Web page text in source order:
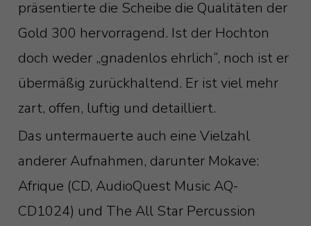
präsentierte die Scheibe die Qualitäten der
Gold 300 hervorragend. Ist der Hochton
doch weder „gnadenlos ehrlich“, noch ist er
übermäßig zurückhaltend. Er ist viel mehr
zart, offen, luftig und detailliert.
Das untermauerte auch eine Vielzahl
anderer Aufnahmen, darunter Mokave:
Afrique (CD, AudioQuest Music AQ-
CD1024) und The All Star Percussion